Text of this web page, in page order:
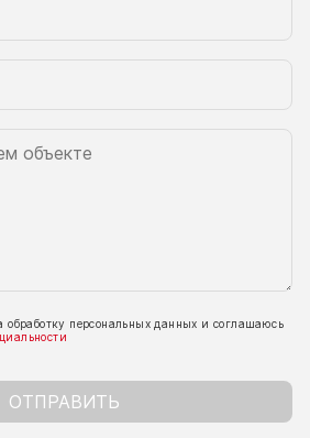
обработку персональных данных и соглашаюсь
ОТПРАВИТЬ